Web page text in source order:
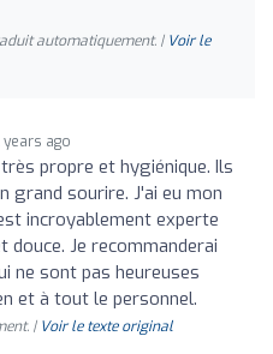
automatiquement. | Voir le
years ago
propre et hygiénique. Ils
grand sourire. J'ai eu mon
incroyablement experte
Je recommanderai
ne sont pas heureuses
et à tout le personnel.
| Voir le texte original